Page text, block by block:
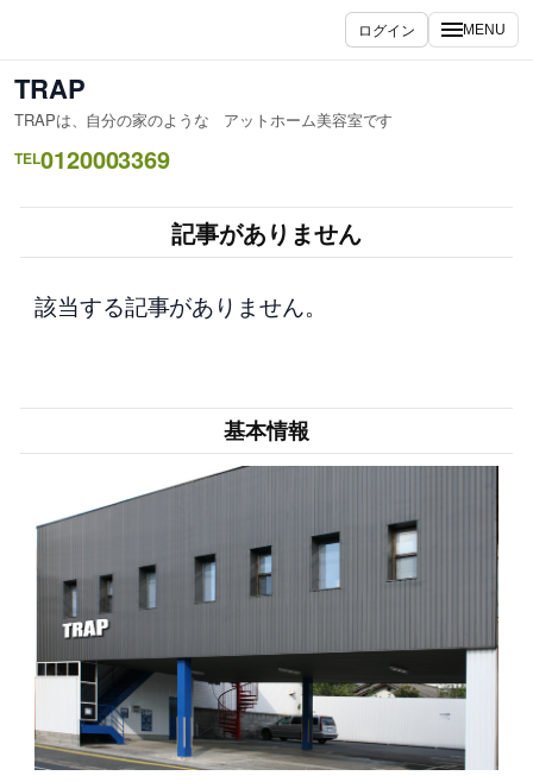
を
ス
キ
ッ
ログイン MENU
TRAP
TRAPは、自分の家のような アットホーム美容室です
TEL0120003369
記事がありません
該当する記事がありません。
基本情報